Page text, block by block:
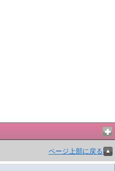
ページ上部に戻る